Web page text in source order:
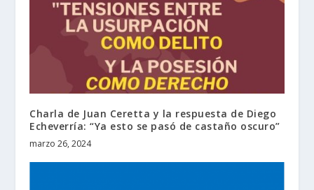
Charla de Juan Ceretta y la respuesta de Diego
Echeverría: “Ya esto se pasó de castaño oscuro”
marzo 26, 2024